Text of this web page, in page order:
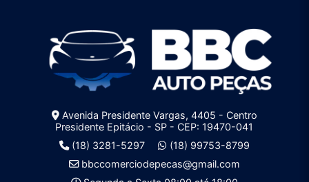
Avenida Presidente Vargas, 4405 - Centro
Presidente Epitácio - SP - CEP: 19470-041
(18) 3281-5297
(18) 99753-8799
bbccomerciodepecas@gmail.com